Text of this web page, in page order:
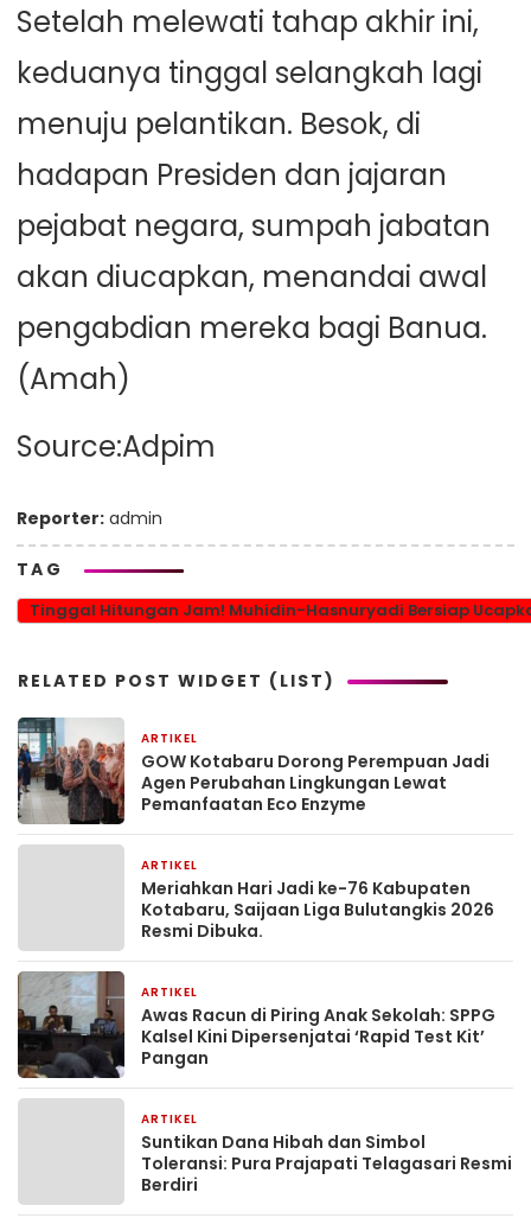
Setelah melewati tahap akhir ini,
keduanya tinggal selangkah lagi
menuju pelantikan. Besok, di
hadapan Presiden dan jajaran
pejabat negara, sumpah jabatan
akan diucapkan, menandai awal
pengabdian mereka bagi Banua.
(Amah)
Source:Adpim
Reporter: admin
TAG
Tinggal Hitungan Jam! Muhidin-Hasnuryadi Bersiap
RELATED POST WIDGET (LIST)
ARTIKEL
GOW Kotabaru Dorong Perempuan Jadi
Agen Perubahan Lingkungan Lewat
Pemanfaatan Eco Enzyme
ARTIKEL
Meriahkan Hari Jadi ke-76 Kabupaten
Kotabaru, Saijaan Liga Bulutangkis 2026
Resmi Dibuka.
ARTIKEL
Awas Racun di Piring Anak Sekolah: SPPG
Kalsel Kini Dipersenjatai ‘Rapid Test Kit’
Pangan
ARTIKEL
Suntikan Dana Hibah dan Simbol
Toleransi: Pura Prajapati Telagasari Resmi
Berdiri